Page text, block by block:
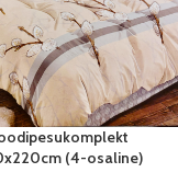
(4-osaline)